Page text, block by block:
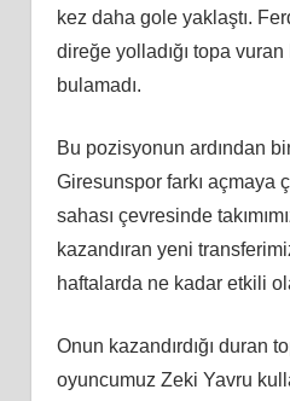
kez daha gole yaklaştı.
direğe yolladığı topa
bulamadı.
Bu pozisyonun ardından
Giresunspor farkı açmaya
sahası çevresinde
kazandıran yeni
haftalarda ne kadar etkili
Onun kazandırdığı duran
oyuncumuz Zeki Yavru